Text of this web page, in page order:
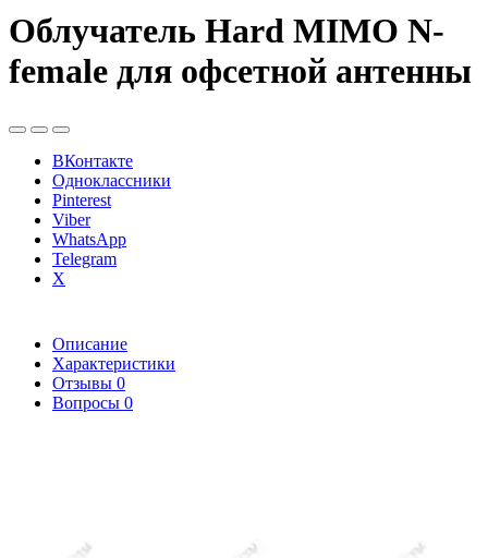
Облучатель Hard MIMO N-
female для офсетной антенны
ВКонтакте
Одноклассники
Pinterest
Viber
WhatsApp
Telegram
X
Описание
Характеристики
Отзывы 0
Вопросы 0